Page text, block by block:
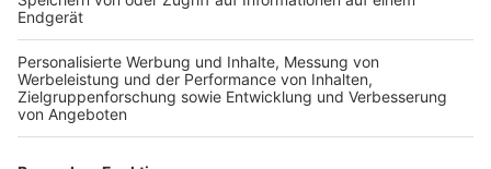
TOP-VEREINE
TOP-PARTNER